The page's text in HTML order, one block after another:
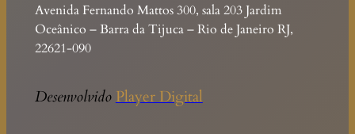
Avenida Fernando Mattos 300, sala 203 Jardim
Oceânico – Barra da Tijuca – Rio de Janeiro RJ,
22621-090
Desenvolvido Player Digital